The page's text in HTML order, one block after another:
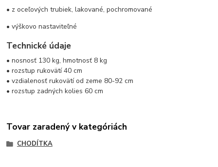
• z oceľových trubiek, lakované, pochromované
• výškovo nastaviteľné
Technické údaje
• nosnosť 130 kg, hmotnosť 8 kg
• rozstup rukovätí 40 cm
• vzdialenosť rukovätí od zeme 80-92 cm
• rozstup zadných kolies 60 cm
Tovar zaradený v kategóriách
CHODÍTKA